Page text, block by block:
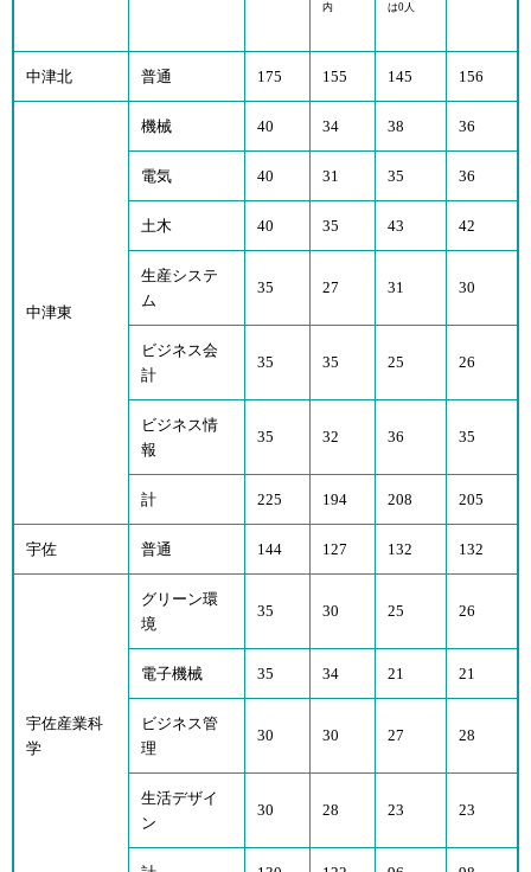
内 は0人
中津北 普通 175 155 145 156
中津東
機械 40 34 38 36
電気 40 31 35 36
土木 40 35 43 42
生産システ
ム
35 27 31 30
ビジネス会
計
35 35 25 26
ビジネス情
報
35 32 36 35
計 225 194 208 205
宇佐 普通 144 127 132 132
宇佐産業科
学
グリーン環
境
35 30 25 26
電子機械 35 34 21 21
ビジネス管
理
30 30 27 28
生活デザイ
ン
30 28 23 23